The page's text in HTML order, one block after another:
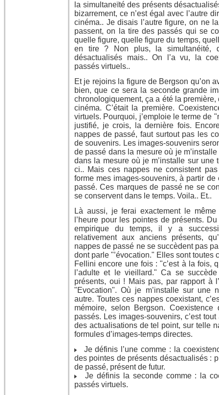
la simultaneïté des présents
bizarrement, ce n’est égal avec l’autre
cinéma.. Je disais l’autre figure, on ne
passent, on la tire des passés qui se
quelle figure, quelle figure du temps,
en tire ? Non plus, la simultanéité,
désactualisés mais.. On l’a vu, la
passés virtuels..
Et je rejoins la figure de Bergson qu’on
bien, que ce sera la seconde grande
chronologiquement, ça a été la première,
cinéma. C’était la première.
virtuels. Pourquoi, j’emploie le terme de
justifié, je crois, la dernière fois.
nappes de passé, faut surtout pas les
de souvenirs. Les images-souvenirs
de passé dans la mesure où je
dans la mesure où je m’installe sur une
ci.. Mais ces nappes ne consistent
forme mes images-souvenirs, à partir
passé. Ces marques de passé ne se
se conservent dans le temps. Voila.. Et..
Là aussi, je ferai exactement le
l’heure pour les pointes de présents.
empirique du temps, il y a
relativement aux anciens présents,
nappes de passé ne se succèdent pas
dont parle "’évocation." Elles sont toutes
Fellini encore une fois : "c’est à la fois,
l’adulte et le vieillard." Ca se
présents, oui ! Mais pas, par rapport à
"Evocation". Où je m’installe sur une
autre. Toutes ces nappes coexistant,
mémoire, selon Bergson.
passés. Les images-souvenirs, c’est
des actualisations de tel point, sur telle
formules d’images-temps directes.
Je définis l’une comme : la
des pointes de présents désactualisés :
de passé, présent de futur.
Je définis la seconde comme : la
passés virtuels.